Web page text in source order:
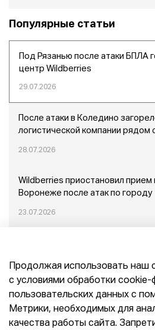
Популярные статьи
Под Рязанью после атаки БПЛА
центр Wildberries
29.07.2026
После атаки в Коледино
логистической компании рядом
28.07.2026
Wildberries приостановил прием
Воронеже после атак по городу
23.07.2026
Конец эпохи маркетплейсов:
Mr.Doors Максима Валецкого
Продолжая использовать наш
с условиями обработки cookie-
пользовательских данных с
Метрики, необходимых для
качества работы сайта.